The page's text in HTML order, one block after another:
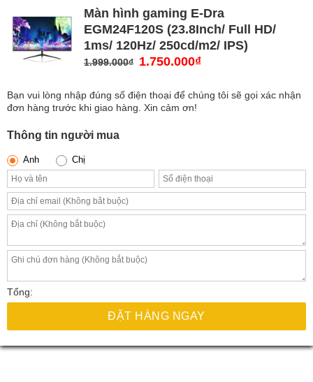
Màn hình gaming E-Dra
EGM24F120S (23.8Inch/ Full HD/
1ms/ 120Hz/ 250cd/m2/ IPS)
1.999.000₫ Giá
là:
1.999.000₫.
1.750.000₫Giá
tại
là:
Bạn vui lòng nhập đúng số điện thoại để chúng tôi sẽ gọi xác nhận
đơn hàng trước khi giao hàng. Xin cảm ơn!
Thông tin người mua
Anh Chị
Tổng:
ĐẶT HÀNG NGAY